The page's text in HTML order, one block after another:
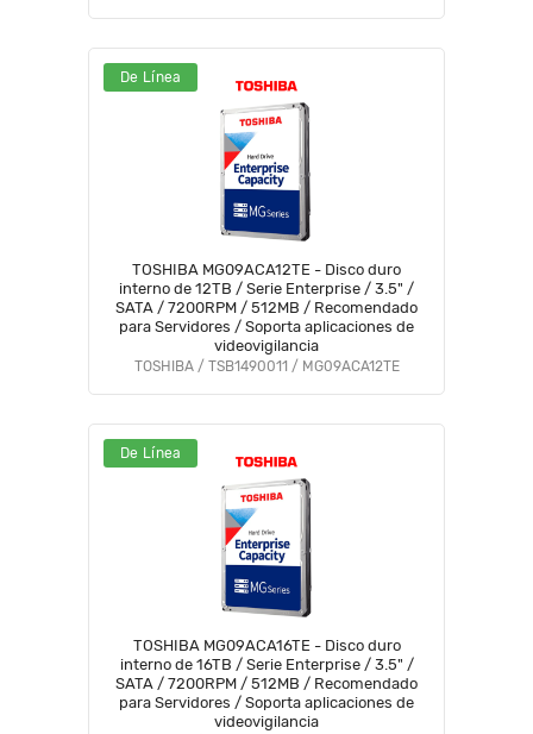
De Línea
TOSHIBA MG09ACA12TE - Disco duro
interno de 12TB / Serie Enterprise / 3.5" /
SATA / 7200RPM / 512MB / Recomendado
para Servidores / Soporta aplicaciones de
videovigilancia
TOSHIBA / TSB1490011 / MG09ACA12TE
De Línea
TOSHIBA MG09ACA16TE - Disco duro
interno de 16TB / Serie Enterprise / 3.5" /
SATA / 7200RPM / 512MB / Recomendado
para Servidores / Soporta aplicaciones de
videovigilancia